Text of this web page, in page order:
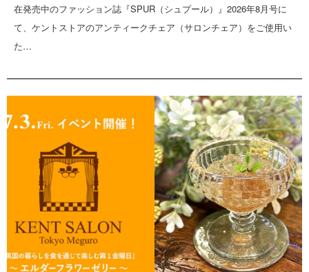
在発売中のファッション誌『SPUR（シュプール）』2026年8月号に
て、ケントストアのアンティークチェア（サロンチェア）をご使用い
た…